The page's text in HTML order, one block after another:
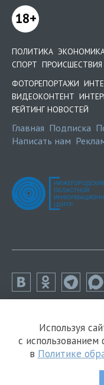
18+
ПОЛИТИКА
СПОРТ ПРОИСШЕСТВИЯ
ФОТОРЕПОРТАЖИ
ВИДЕОКОНТЕНТ
РЕЙТИНГ НОВОСТЕЙ
Главная Подписка
Написать нам
Используя
с
в Политике